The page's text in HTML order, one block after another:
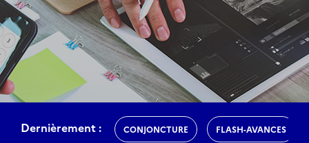
Dernièrement : CONJONCTURE FLASH-AVANCES